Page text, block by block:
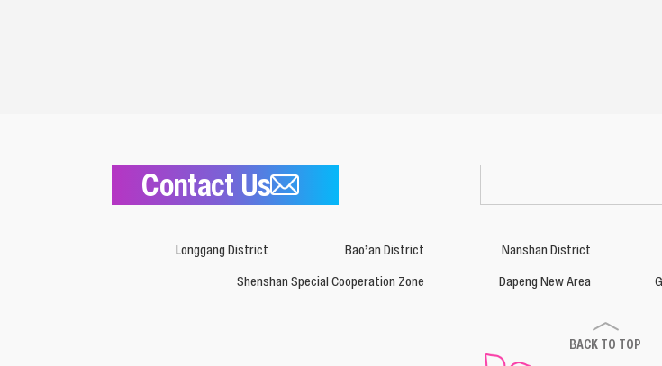
Contact Us
Nanshan District
Bao’an District
Longgang District
Dapeng New Area
Shenshan Special Cooperation Zone
BACK TO TOP